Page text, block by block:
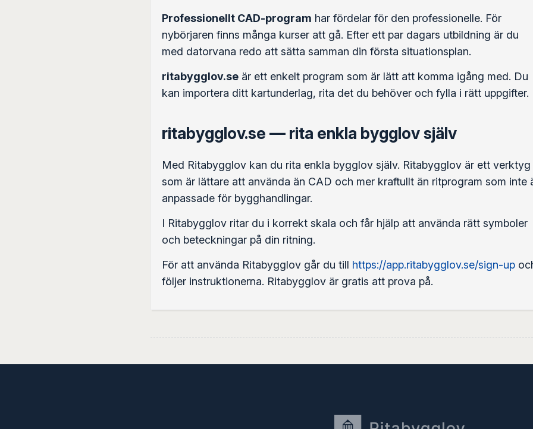
Professionellt CAD-program har fördelar för den professionelle. För
nybörjaren finns många kurser att gå. Efter ett par dagars utbildning är du
med datorvana redo att sätta samman din första situationsplan.
ritabygglov.se är ett enkelt program som är lätt att komma igång med. Du
kan importera ditt kartunderlag, rita det du behöver och fylla i rätt uppgifter.
ritabygglov.se — rita enkla bygglov själv
Med Ritabygglov kan du rita enkla bygglov själv. Ritabygglov är ett verktyg
som är lättare att använda än CAD och mer kraftullt än ritprogram som inte
anpassade för bygghandlingar.
I Ritabygglov ritar du i korrekt skala och får hjälp att använda rätt symboler
och beteckningar på din ritning.
För att använda Ritabygglov går du till https://app.ritabygglov.se/sign-up
följer instruktionerna. Ritabygglov är gratis att prova på.